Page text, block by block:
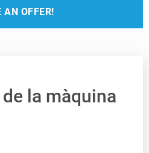
AN OFFER!
la màquina